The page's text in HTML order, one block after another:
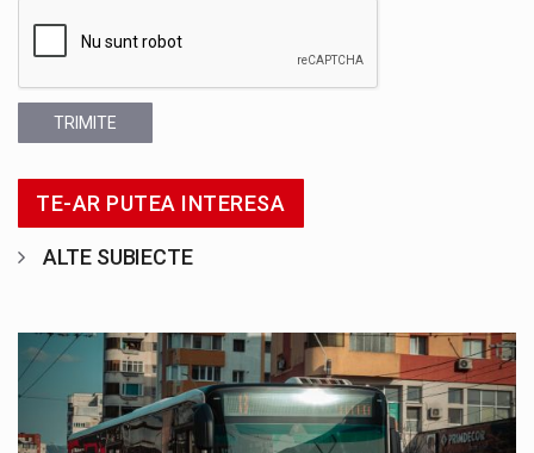
TRIMITE
TE-AR PUTEA INTERESA
ALTE SUBIECTE